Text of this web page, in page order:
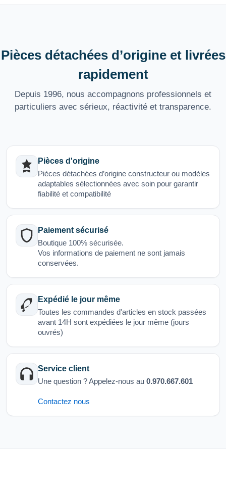
Pièces détachées d’origine et livrées
rapidement
Depuis 1996, nous accompagnons professionnels et
particuliers avec sérieux, réactivité et transparence.
Pièces d'origine
Pièces détachées d’origine constructeur ou modèles
adaptables sélectionnées avec soin pour garantir
fiabilité et compatibilité
Paiement sécurisé
Boutique 100% sécurisée.
Vos informations de paiement ne sont jamais
conservées.
Expédié le jour même
Toutes les commandes d'articles en stock passées
avant 14H sont expédiées le jour même (jours
ouvrés)
Service client
Une question ? Appelez-nous au 0.970.667.601
Contactez nous